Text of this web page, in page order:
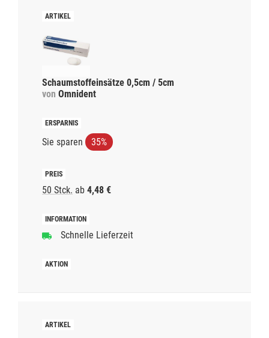
Schaumstoffeinsätze 0,5cm / 5cm
von Omnident
Sie sparen 35%
50 Stck. ab 4,48 €
Schnelle Lieferzeit